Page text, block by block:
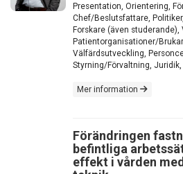
Presentation, Orientering,
Chef/Beslutsfattare,
Forskare (även studerande),
Patientorganisationer/
Välfärdsutveckling,
Styrning/Förvaltning,
Mer information
Förändringen
befintliga
effekt i vården